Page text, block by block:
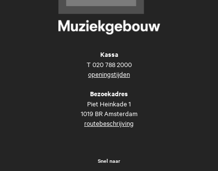
Kassa
T 020 788 2000
openingstijden
Bezoekadres
Piet Heinkade 1
1019 BR Amsterdam
routebeschrijving
Snel naar